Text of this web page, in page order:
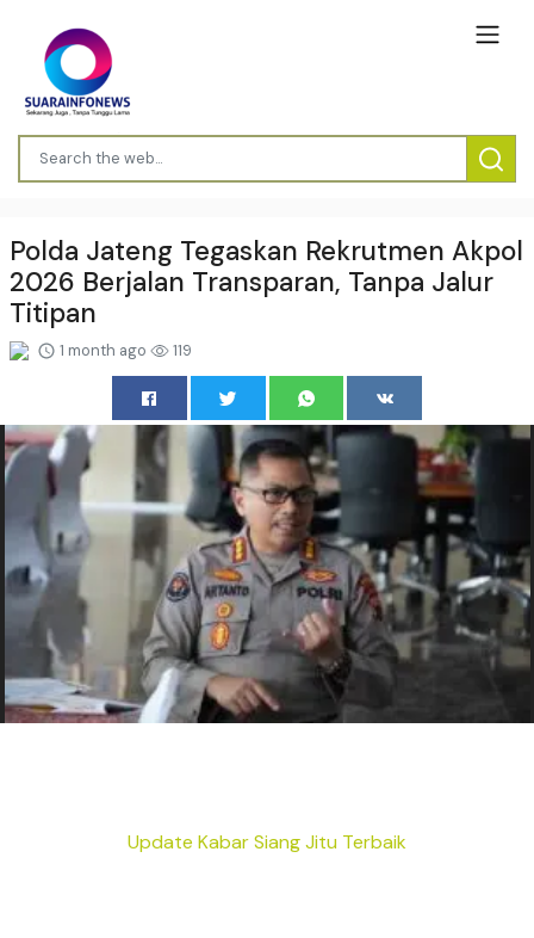
Polda Jateng Tegaskan Rekrutmen Akpol
2026 Berjalan Transparan, Tanpa Jalur
Titipan
1 month ago 119
Update Kabar Siang Jitu Terbaik